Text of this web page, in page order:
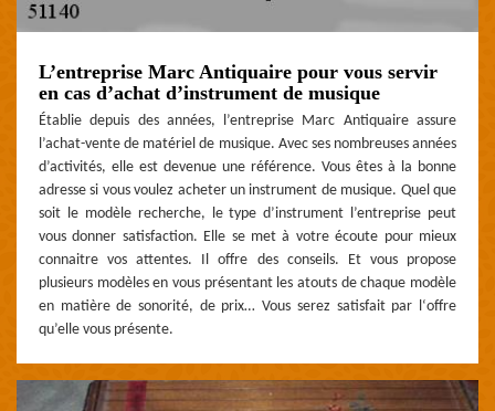
L’entreprise Marc Antiquaire pour vous servir
en cas d’achat d’instrument de musique
Établie depuis des années, l’entreprise Marc Antiquaire assure
l’achat-vente de matériel de musique. Avec ses nombreuses années
d’activités, elle est devenue une référence. Vous êtes à la bonne
adresse si vous voulez acheter un instrument de musique. Quel que
soit le modèle recherche, le type d’instrument l’entreprise peut
vous donner satisfaction. Elle se met à votre écoute pour mieux
connaitre vos attentes. Il offre des conseils. Et vous propose
plusieurs modèles en vous présentant les atouts de chaque modèle
en matière de sonorité, de prix… Vous serez satisfait par l‘offre
qu’elle vous présente.